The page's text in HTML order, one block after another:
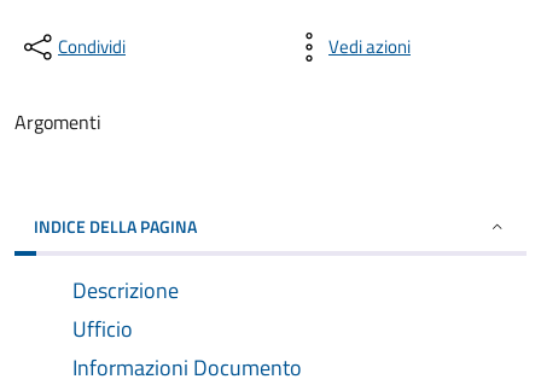
Condividi Vedi azioni
Argomenti
INDICE DELLA PAGINA
Descrizione
Ufficio
Informazioni Documento